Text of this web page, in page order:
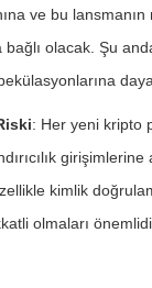
ve bu lansmanın
bağlı olacak. Şu
: Her yeni kripto
girişimlerine
kimlik
olmaları